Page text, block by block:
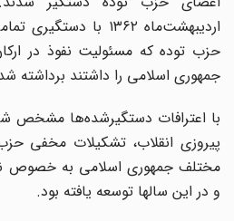
اردیبهشت‌ماه ١٣۶٢ با
حزب توده که مسئولیت نفوذ در
جمهوری اسلامی را داشتند برداشته شد.
با اعترافات دستگیرشده‌ها مشخص شد
پیروزی انقلاب، تشکیلات مخفی
مختلف جمهوری اسلامی به خصوص
و در این سالها توسعه یافته بود.